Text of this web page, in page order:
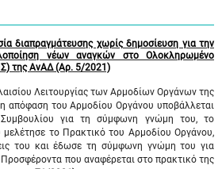
διαπραγμάτευσης χωρίς δημοσίευση για την
νέων αναγκών στο Ολοκληρωμένο
της ΑνΑΔ (Αρ. 5/2021)
Λειτουργίας των Αρμοδίων Οργάνων της
απόφαση του Αρμοδίου Οργάνου υποβάλλεται
Συμβουλίου για τη σύμφωνη γνώμη του, το
μελέτησε το Πρακτικό του Αρμοδίου Οργάνου,
του και έδωσε τη σύμφωνη γνώμη του για
που αναφέρεται στο πρακτικό της